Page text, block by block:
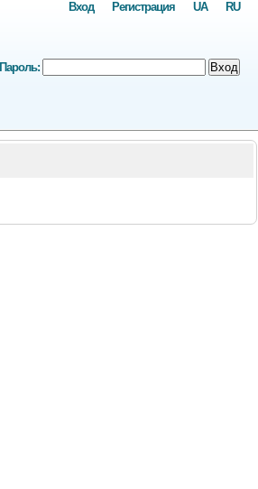
RU
UA
Регистрация
Вход
Пароль: Вход